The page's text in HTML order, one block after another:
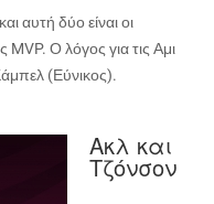
αυτή δύο είναι οι
MVP. Ο λόγος για τις Αμι
(Εύνικος).
Ακλ και
Τζόνσον